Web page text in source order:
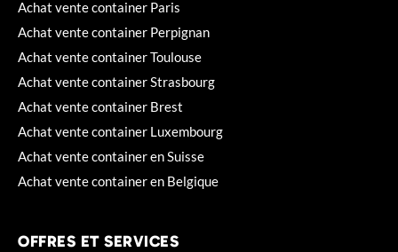
Achat vente container Paris
Achat vente container Perpignan
Achat vente container Toulouse
Achat vente container Strasbourg
Achat vente container Brest
Achat vente container Luxembourg
Achat vente container en Suisse
Achat vente container en Belgique
OFFRES ET SERVICES